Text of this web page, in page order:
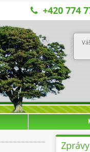
+420 774
Zprávy